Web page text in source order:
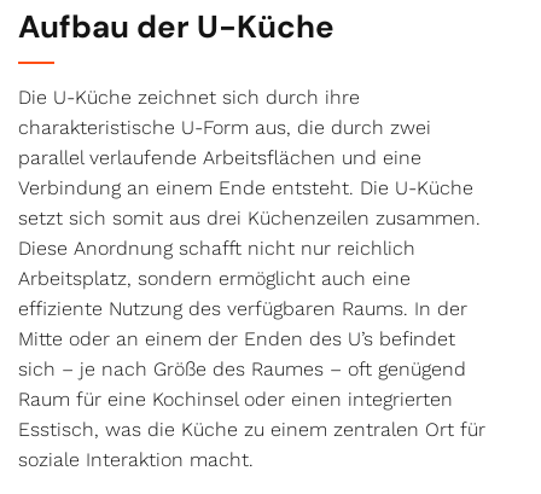
Aufbau der U-Küche
Die U-Küche zeichnet sich durch ihre
charakteristische U-Form aus, die durch zwei
parallel verlaufende Arbeitsflächen und eine
Verbindung an einem Ende entsteht. Die U-Küche
setzt sich somit aus drei Küchenzeilen zusammen.
Diese Anordnung schafft nicht nur reichlich
Arbeitsplatz, sondern ermöglicht auch eine
effiziente Nutzung des verfügbaren Raums. In der
Mitte oder an einem der Enden des U’s befindet
sich – je nach Größe des Raumes – oft genügend
Raum für eine Kochinsel oder einen integrierten
Esstisch, was die Küche zu einem zentralen Ort für
soziale Interaktion macht.